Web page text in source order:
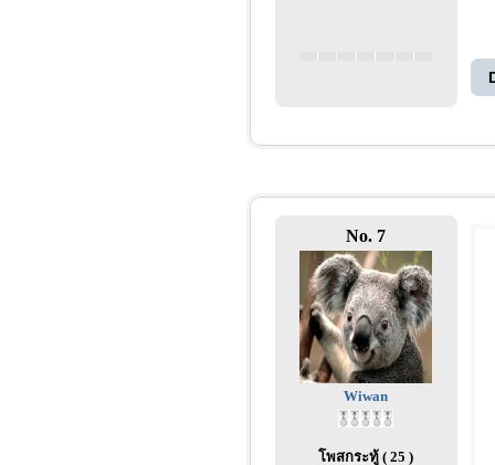
No. 7
Wiwan
โพสกระทู้ ( 25 )